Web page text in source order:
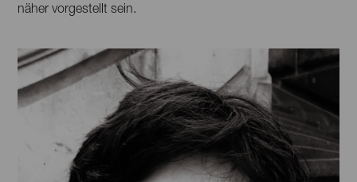
näher vorgestellt sein.